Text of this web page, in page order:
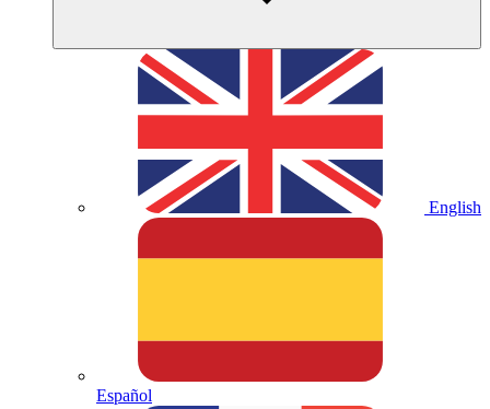
English
Español